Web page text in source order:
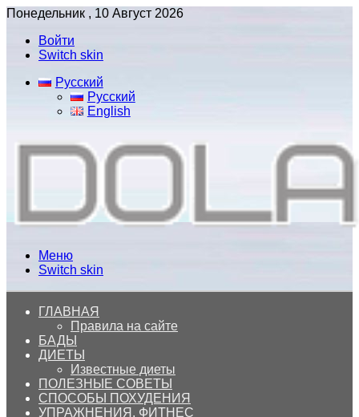
Понедельник , 10 Август 2026
Войти
Switch skin
Русский
Русский
English
Меню
Switch skin
ГЛАВНАЯ
Правила на сайте
БАДЫ
ДИЕТЫ
Известные диеты
ПОЛЕЗНЫЕ СОВЕТЫ
СПОСОБЫ ПОХУДЕНИЯ
УПРАЖНЕНИЯ, ФИТНЕС